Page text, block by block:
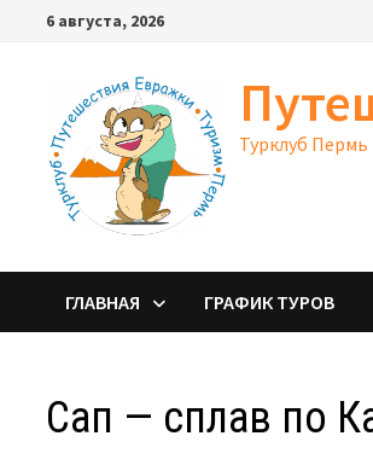
Перейти
содержимому
6 августа, 2026
Турклуб Пермь
ГЛАВНАЯ ГРАФИК ТУРОВ
Сап — сплав по